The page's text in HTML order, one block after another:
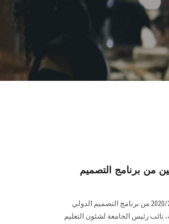
من برنامج التصميم
احتفلت كلية الصيدلة بتخريج دفعتي 2019/2020، 2020/2021 من برنامج التصميم الدولي
نائب رئيس الجامعة لشئون التعليم